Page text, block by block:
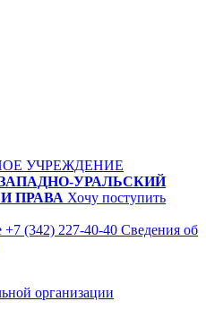
УЧРЕЖДЕНИЕ
УРАЛЬСКИЙ
ПРАВА Хочу поступить
+7 (342) 227-40-40 Сведения об
организации